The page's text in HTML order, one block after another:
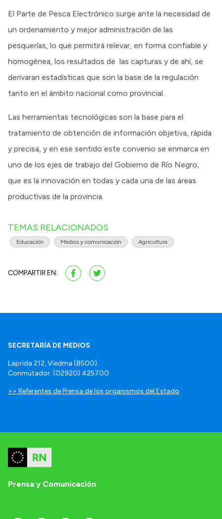
El Parte de Pesca Electrónico surge ante la necesidad de
un ordenamiento y mejor administración de las
pesquerías, lo que permitirá relevar, en forma confiable y
homogénea, los resultados de las capturas y de ahí, se
derivaran estadísticas que son la base de la regulación
tanto en el ámbito nacional como provincial.
Las herramientas tecnológicas son la base para el
tratamiento de obtención de información objetiva, rápida
y precisa, y en ese sentido este convenio se enmarca en
uno de los ejes de trabajo del Gobierno de Río Negro,
que es la innovación en todas y cada una de las áreas
productivas de la provincia.
TEMAS RELACIONADOS
Educación Medios y comunicación Agricultura
COMPARTIR EN:
SECRETARÍA DE MEDIOS
Laprida 212, Viedma (8500).
Conmutador: (02920) 425700
>> Referentes de Prensa de los organismos del Estado
Prensa y Comunicación